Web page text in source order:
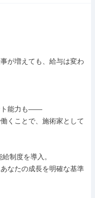
が増えても、給与は変わ
ト能力も――
くことで、施術家として
制度を導入。
なたの成長を明確な基準